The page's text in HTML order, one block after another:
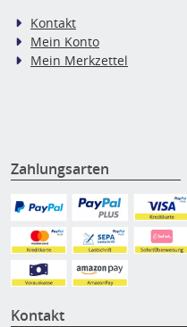
Kontakt
Mein Konto
Mein Merkzettel
Zahlungsarten
Kontakt